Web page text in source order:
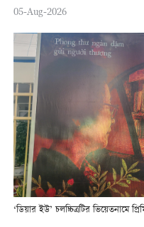
05-Aug-2026
‘ডিয়ার ইউ’ চলচ্চিত্রটির ভিয়েতনামে